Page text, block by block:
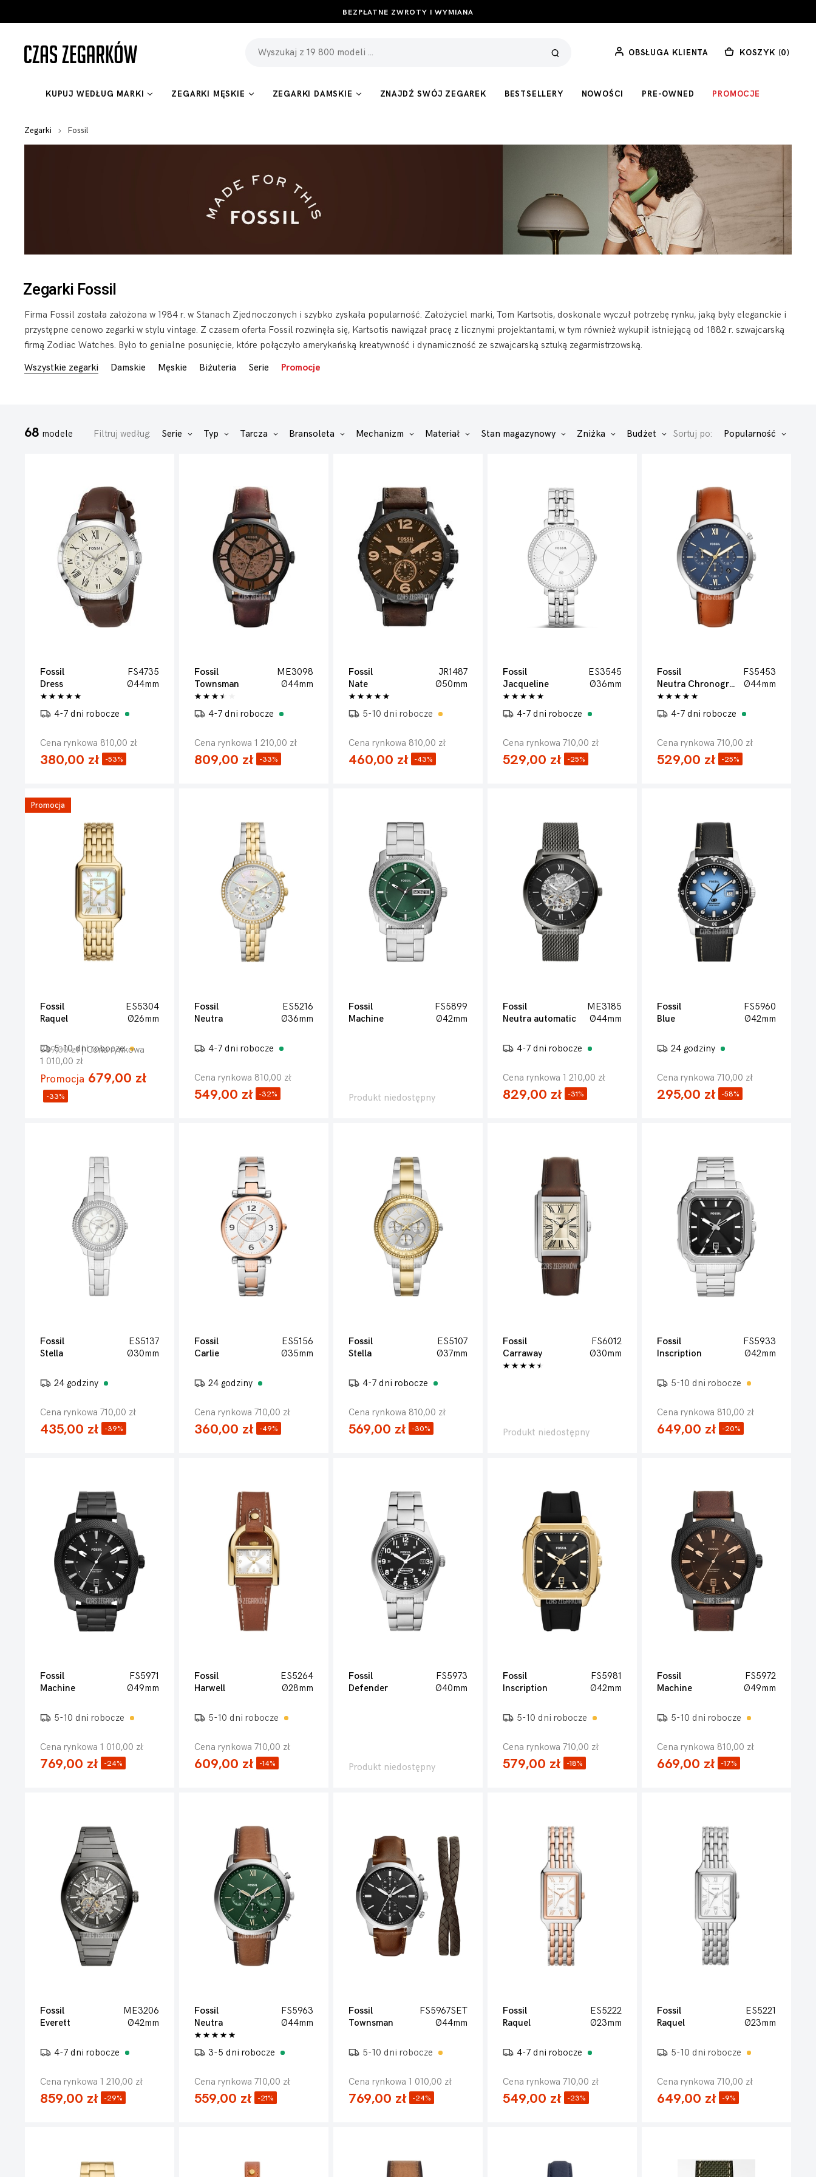
BEZPŁATNE ZWROTY I WYMIANA
OBSŁUGA KLIENTA KOSZYK (0)
KUPUJ WEDŁUG MARKI ZEGARKI MĘSKIE ZEGARKI DAMSKIE ZNAJDŹ SWÓJ ZEGAREK BESTSELLERY NOWOŚCI PRE-OWNED PROMOCJE
Zegarki Fossil
Zegarki Fossil
Firma Fossil została założona w 1984 r. w Stanach Zjednoczonych i szybko zyskała popularność. Założyciel marki, Tom Kartsotis, doskonale wyczuł potrzebę rynku, jaką były eleganckie i
przystępne cenowo zegarki w stylu vintage. Z czasem oferta Fossil rozwinęła się, Kartsotis nawiązał pracę z licznymi projektantami, w tym również wykupił istniejącą od 1882 r. szwajcarską
firmą Zodiac Watches. Było to genialne posunięcie, które połączyło amerykańską kreatywność i dynamiczność ze szwajcarską sztuką zegarmistrzowską.
Wszystkie zegarki
Damskie Męskie Biżuteria Serie Promocje
68 modele Filtruj według: Serie Typ Tarcza Bransoleta Mechanizm Materiał Stan magazynowy Zniżka Budżet Sortuj po: Popularność
Fossil
FS4735
Dress
Ø44mm
4-7 dni robocze
Cena rynkowa 810,00 zł
380,00 zł -53%
Fossil
ME3098
Townsman
Ø44mm
4-7 dni robocze
Cena rynkowa 1 210,00 zł
809,00 zł -33%
Fossil
JR1487
Nate
Ø50mm
5-10 dni robocze
Cena rynkowa 810,00 zł
460,00 zł -43%
Fossil
ES3545
Jacqueline
Ø36mm
4-7 dni robocze
Cena rynkowa 710,00 zł
529,00 zł -25%
Fossil
FS5453
Neutra Chronograph
Ø44mm
4-7 dni robocze
Cena rynkowa 710,00 zł
529,00 zł -25%
Promocja
Fossil
ES5304
Raquel
Ø26mm
5-10 dni robocze
769,00 zł| Cena rynkowa
1 010,00 zł
Promocja 679,00 zł
-33%
Fossil
ES5216
Neutra
Ø36mm
4-7 dni robocze
Cena rynkowa 810,00 zł
549,00 zł -32%
Fossil
FS5899
Machine
Ø42mm
Produkt niedostępny
Fossil
ME3185
Neutra automatic
Ø44mm
4-7 dni robocze
Cena rynkowa 1 210,00 zł
829,00 zł -31%
Fossil
FS5960
Blue
Ø42mm
24 godziny
Cena rynkowa 710,00 zł
295,00 zł -58%
Fossil
ES5137
Stella
Ø30mm
24 godziny
Cena rynkowa 710,00 zł
435,00 zł -39%
Fossil
ES5156
Carlie
Ø35mm
24 godziny
Cena rynkowa 710,00 zł
360,00 zł -49%
Fossil
ES5107
Stella
Ø37mm
4-7 dni robocze
Cena rynkowa 810,00 zł
569,00 zł -30%
Fossil
FS6012
Carraway
Ø30mm
Produkt niedostępny
Fossil
FS5933
Inscription
Ø42mm
5-10 dni robocze
Cena rynkowa 810,00 zł
649,00 zł -20%
Fossil
FS5971
Machine
Ø49mm
5-10 dni robocze
Cena rynkowa 1 010,00 zł
769,00 zł -24%
Fossil
ES5264
Harwell
Ø28mm
5-10 dni robocze
Cena rynkowa 710,00 zł
609,00 zł -14%
Fossil
FS5973
Defender
Ø40mm
Produkt niedostępny
Fossil
FS5981
Inscription
Ø42mm
5-10 dni robocze
Cena rynkowa 710,00 zł
579,00 zł -18%
Fossil
FS5972
Machine
Ø49mm
5-10 dni robocze
Cena rynkowa 810,00 zł
669,00 zł -17%
Fossil
ME3206
Everett
Ø42mm
4-7 dni robocze
Cena rynkowa 1 210,00 zł
859,00 zł -29%
Fossil
FS5963
Neutra
Ø44mm
3-5 dni robocze
Cena rynkowa 710,00 zł
559,00 zł -21%
Fossil
FS5967SET
Townsman
Ø44mm
5-10 dni robocze
Cena rynkowa 1 010,00 zł
769,00 zł -24%
Fossil
ES5222
Raquel
Ø23mm
4-7 dni robocze
Cena rynkowa 710,00 zł
549,00 zł -23%
Fossil
ES5221
Raquel
Ø23mm
5-10 dni robocze
Cena rynkowa 710,00 zł
649,00 zł -9%